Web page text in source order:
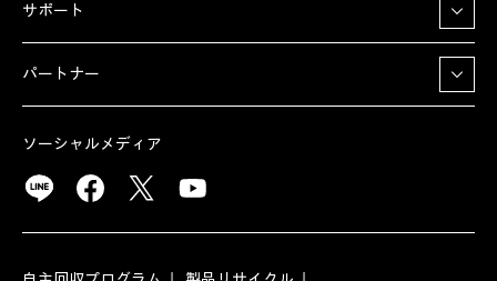
サポート
パートナー
ソーシャルメディア